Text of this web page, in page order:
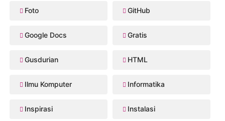
Foto GitHub
Google Docs Gratis
Gusdurian HTML
Ilmu Komputer Informatika
Inspirasi Instalasi